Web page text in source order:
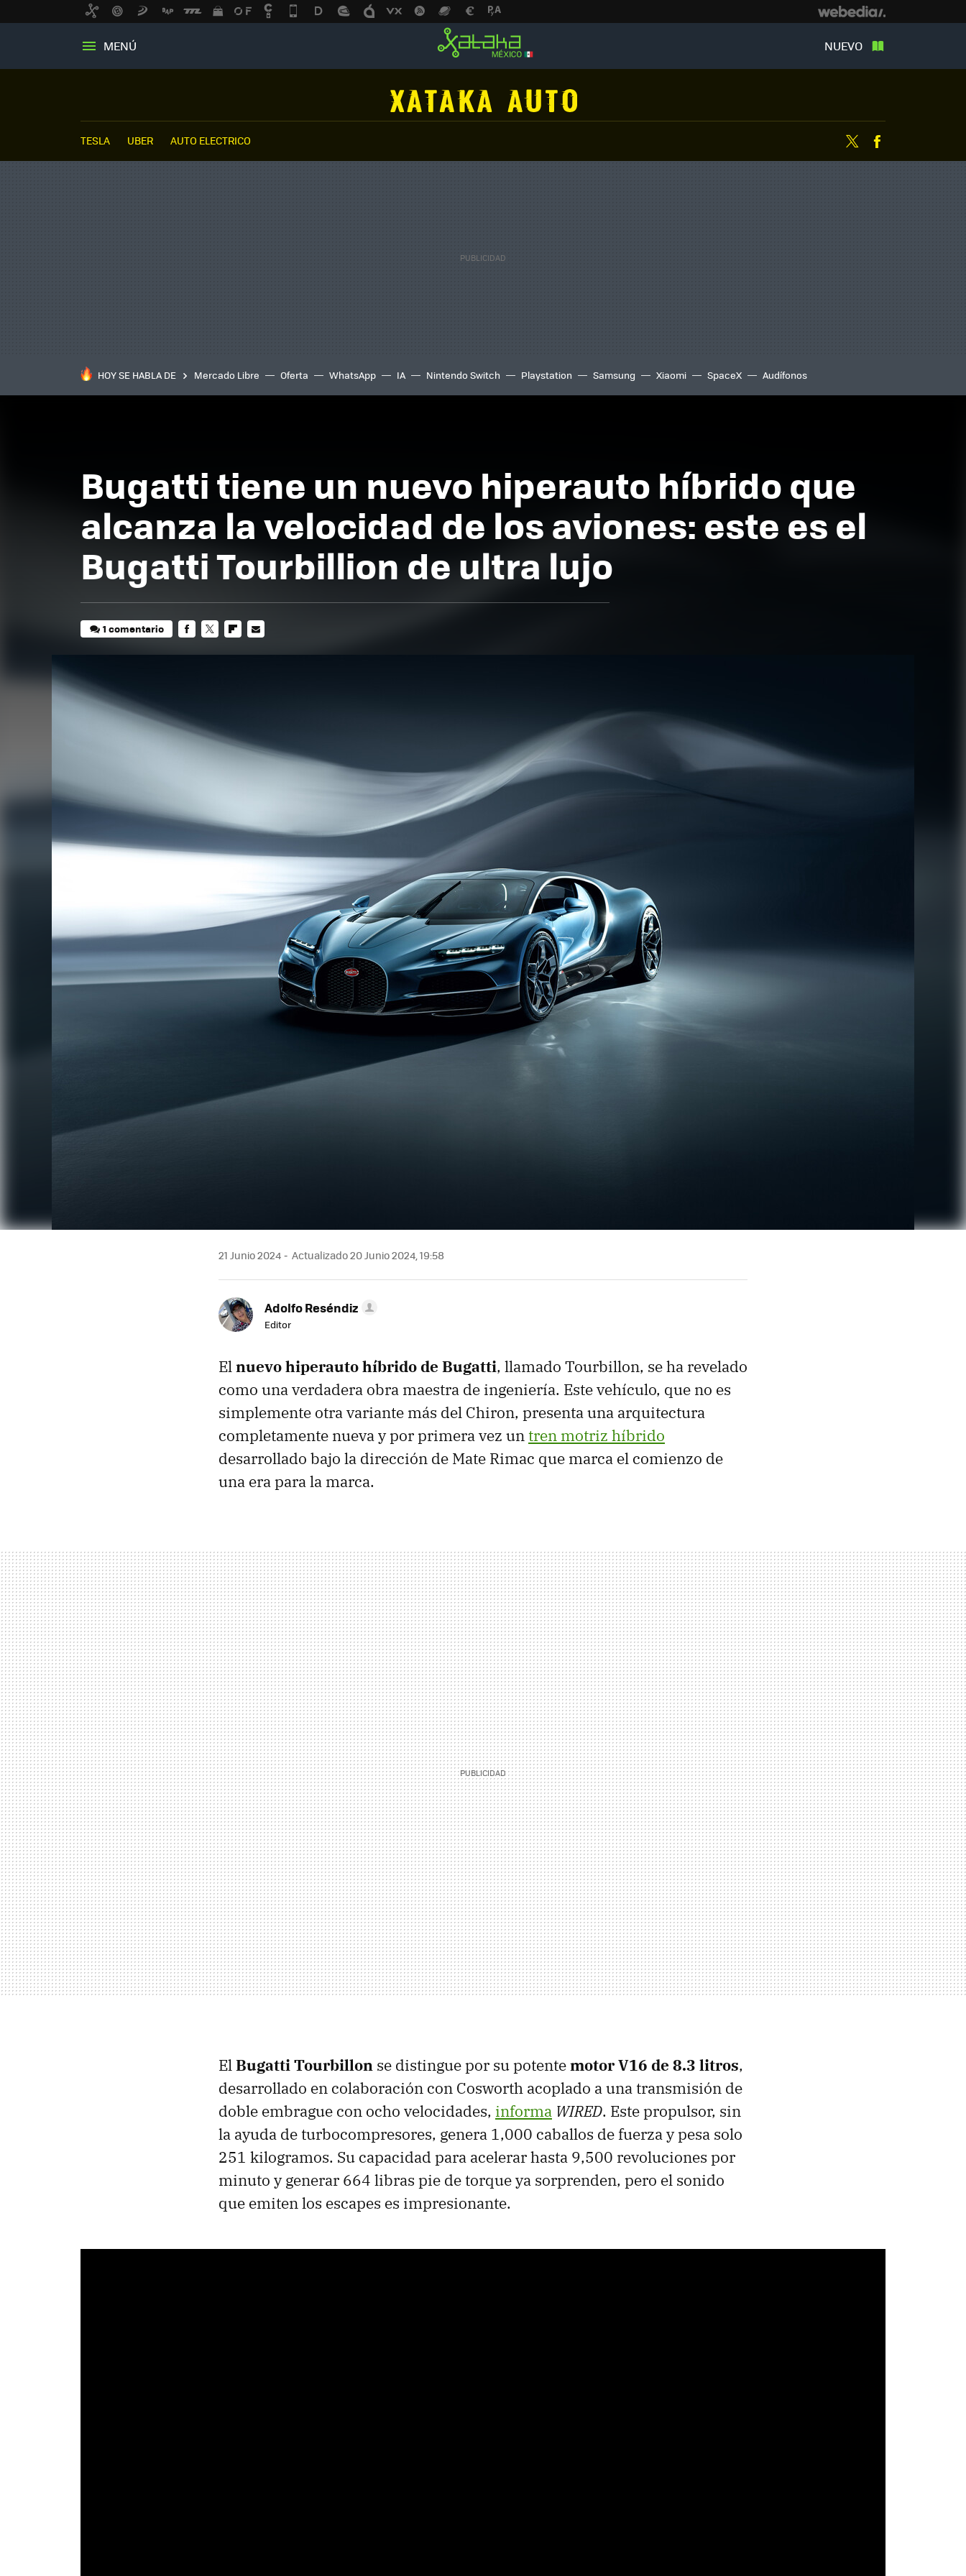
MENÚ NUEVO
TESLA UBER AUTO ELECTRICO Twitter
HOY SE HABLA DE Mercado Libre Oferta WhatsApp IA Nintendo Switch Playstation Samsung Xiaomi SpaceX Audífonos
Bugatti tiene un nuevo hiperauto híbrido que
alcanza la velocidad de los aviones: este es el
Bugatti Tourbillion de ultra lujo
1 comentario
21 Junio 2024 Actualizado 20 Junio 2024, 19:58
Adolfo Reséndiz
Editor
Elnuevo hiperauto híbrido de Bugatti, llamado Tourbillon, se ha revelado
como una verdadera obra maestra de ingeniería. Este vehículo, que no es
simplemente otra variante más del Chiron, presenta una arquitectura
completamente nueva y por primera vez untren motriz híbrido
desarrollado bajo la dirección de Mate Rimac que marca el comienzo de
una era para la marca.
ElBugatti Tourbillon se distingue por su potentemotor V16 de 8.3 litros,
desarrollado en colaboración con Cosworth acoplado a una transmisión de
doble embrague con ocho velocidades, informa WIRED. Este propulsor, sin
la ayuda de turbocompresores, genera 1,000 caballos de fuerza y pesa solo
251 kilogramos. Su capacidad para acelerar hasta 9,500 revoluciones por
minuto y generar 664 libras pie de torque ya sorprenden, pero el sonido
que emiten los escapes es impresionante.